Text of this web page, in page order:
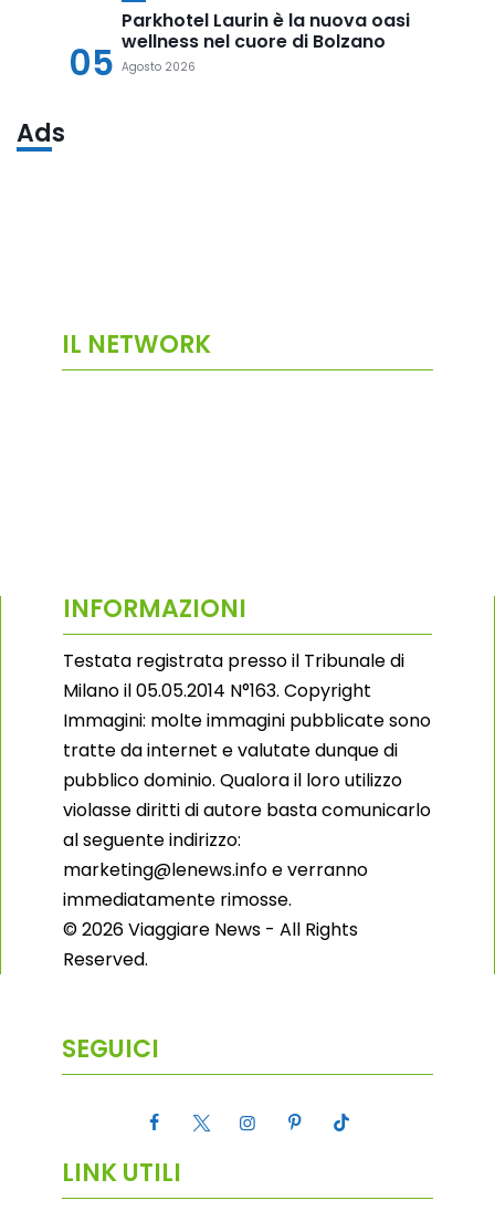
05
Parkhotel Laurin è la nuova oasi
wellness nel cuore di Bolzano
Agosto 2026
Ads
IL NETWORK
INFORMAZIONI
Testata registrata presso il Tribunale di
Milano il 05.05.2014 N°163. Copyright
Immagini: molte immagini pubblicate sono
tratte da internet e valutate dunque di
pubblico dominio. Qualora il loro utilizzo
violasse diritti di autore basta comunicarlo
al seguente indirizzo:
marketing@lenews.info e verranno
immediatamente rimosse.
© 2026 Viaggiare News - All Rights
Reserved.
SEGUICI
LINK UTILI